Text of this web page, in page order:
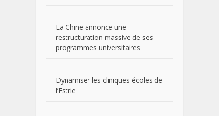
La Chine annonce une
restructuration massive de ses
programmes universitaires
Dynamiser les cliniques-écoles de
l’Estrie